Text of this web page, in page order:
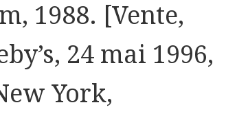
1988. [Vente,
24 mai 1996,
York,